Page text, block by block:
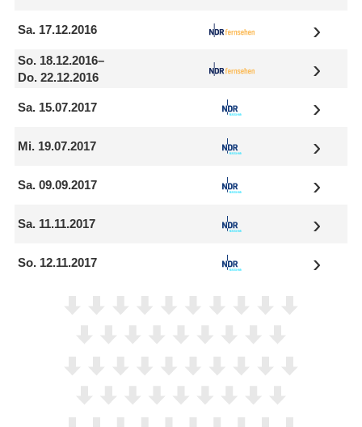
Sa. 17.12.2016
So. 18.12.2016–
Do. 22.12.2016
Sa. 15.07.2017
Mi. 19.07.2017
Sa. 09.09.2017
Sa. 11.11.2017
So. 12.11.2017